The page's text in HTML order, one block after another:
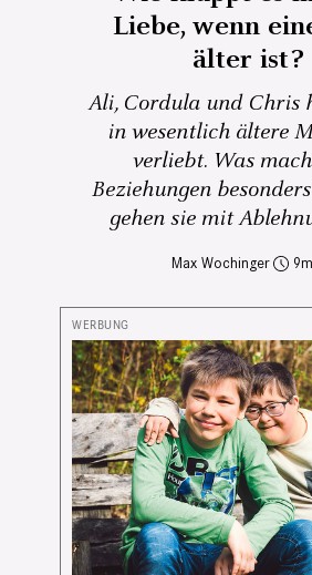
Liebe, wenn
älter ist?
Ali, Cordula und Chris
in wesentlich ältere
verliebt. Was
Beziehungen
gehen sie mit
Max Wochinger 9